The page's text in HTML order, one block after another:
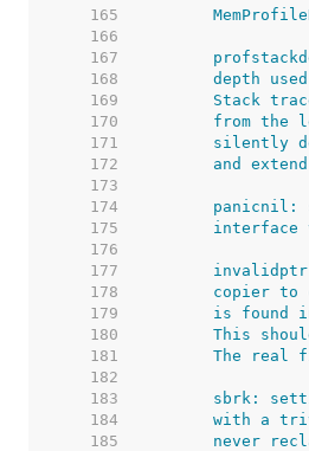
   165
   166
   167
   168
   169
   170
   171
   172
   173
   174
   175
   176
   177
   178
   179
   180
   181
   182
   183
   184
   185